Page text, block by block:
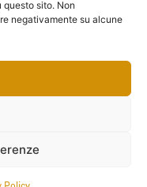
sito. Non
negativamente su alcune
Il Mannarino srl P.iva
CCIAA di Milano
–
relative agli anni
Nazionale degli Aiuti di